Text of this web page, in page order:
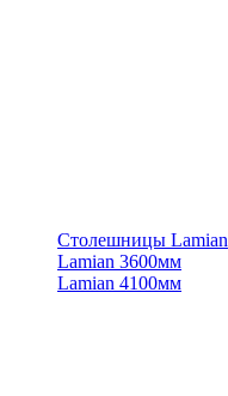
Столешницы Lamian
Lamian 3600мм
Lamian 4100мм